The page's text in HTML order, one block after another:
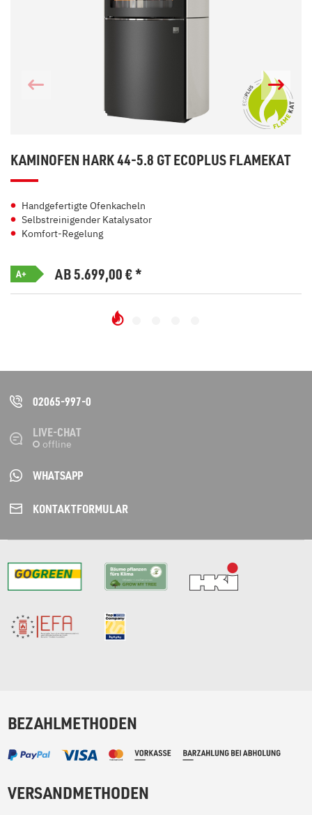
KAMINOFEN HARK 44-5.8 GT ECOPLUS FLAMEKAT
Handgefertigte Ofenkacheln
Selbstreinigender Katalysator
Komfort-Regelung
A+ AB 5.699,00€*
02065-997-0
LIVE-CHAT
WHATSAPP
KONTAKT­FORMULAR
BEZAHLMETHODEN
VERSANDMETHODEN